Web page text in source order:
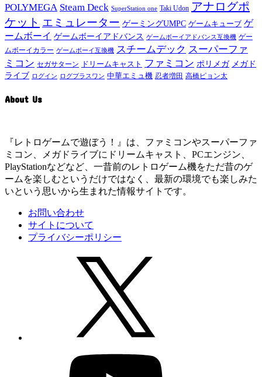
POLYMEGA Steam Deck SuperStation one Taki Udon アナログポ
ケット エミュレーター ゲーミングUMPC ゲームキューブ ゲ
ームボーイ ゲームボーイアドバンス ゲームボーイアドバンス互換機 ゲー
ムボーイカラー ゲームボーイ互換機 スチームデック スーパーファ
ミコン セガサターン ドリームキャスト ファミコン ポリメガ メガド
ライブ ログイン ログプラスワン 中華エミュ機 忍者増田 高橋ピョン太
About Us
『レトロゲームで遊ぼう！』は、ファミコンやスーパーファ
ミコン、メガドライブにドリームキャスト、PCエンジン、
PlayStationなどなど、一昔前のレトロゲーム機をただ昔のゲ
ームを楽しむというだけではなく、最新の環境でも楽しみた
いという思いから生まれた情報サイトです。
お問い合わせ
サイトについて
プライバシーポリシー